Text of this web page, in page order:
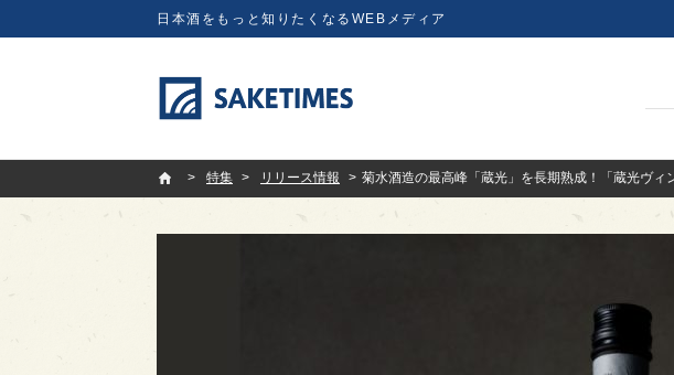
日本酒をもっと知りたくなるWEBメディア
SAKETIMES
特集
リリース情報 菊水酒造の最高峰「蔵光」を長期熟成！「蔵光ヴ